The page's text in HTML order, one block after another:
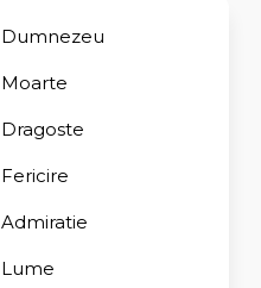
Dumnezeu
Moarte
Dragoste
Fericire
Admiratie
Lume